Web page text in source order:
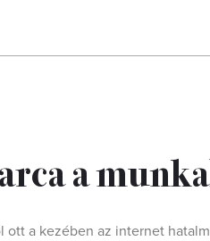
a
ott a kezében az internet